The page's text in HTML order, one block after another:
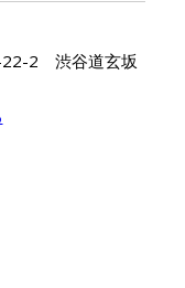
22-2 渋谷道玄坂